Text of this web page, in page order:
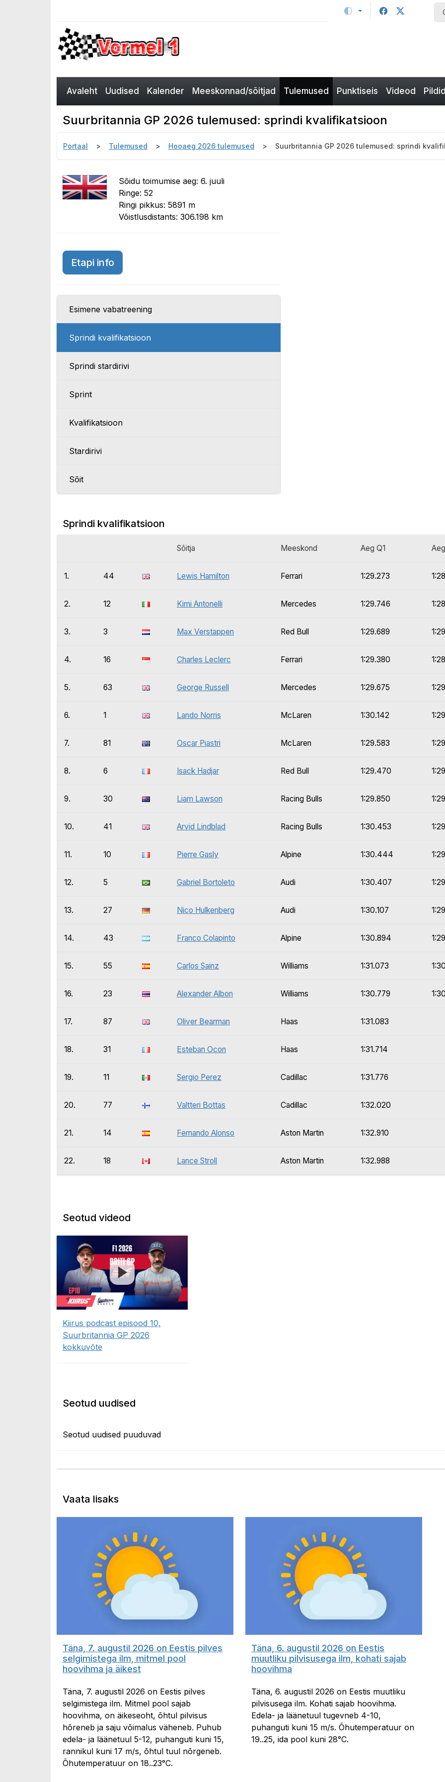
Avaleht Uudised Kalender Meeskonnad/sõitjad Tulemused Punktiseis Videod
Suurbritannia GP 2026 tulemused: sprindi kvalifikatsioon
Portaal Tulemused Hooaeg 2026 tulemused Suurbritannia GP 2026 tulemused: sprindi
Sõidu toimumise aeg: 6. juuli
Ringe: 52
Ringi pikkus: 5891 m
Võistlusdistants: 306.198 km
Etapi infoSuurbritannia GP 2026
Esimene vabatreening
Sprindi kvalifikatsioon
Sprindi stardirivi
Sprint
Kvalifikatsioon
Stardirivi
Sõit
Sprindi kvalifikatsioon
Sõitja Meeskond Aeg Q1
1. 44 Lewis Hamilton Ferrari 1:29.273
2. 12 Kimi Antonelli Mercedes 1:29.746
3. 3 Max Verstappen Red Bull 1:29.689
4. 16 Charles Leclerc Ferrari 1:29.380
5. 63 George Russell Mercedes 1:29.675
6. 1 Lando Norris McLaren 1:30.142
7. 81 Oscar Piastri McLaren 1:29.583
8. 6 Isack Hadjar Red Bull 1:29.470
9. 30 Liam Lawson Racing Bulls 1:29.850
10. 41 Arvid Lindblad Racing Bulls 1:30.453
11. 10 Pierre Gasly Alpine 1:30.444
12. 5 Gabriel Bortoleto Audi 1:30.407
13. 27 Nico Hulkenberg Audi 1:30.107
14. 43 Franco Colapinto Alpine 1:30.894
15. 55 Carlos Sainz Williams 1:31.073
16. 23 Alexander Albon Williams 1:30.779
17. 87 Oliver Bearman Haas 1:31.083
18. 31 Esteban Ocon Haas 1:31.714
19. 11 Sergio Perez Cadillac 1:31.776
20. 77 Valtteri Bottas Cadillac 1:32.020
21. 14 Fernando Alonso Aston Martin 1:32.910
22. 18 Lance Stroll Aston Martin 1:32.988
Seotud videod
Kiirus podcast episood 10,
Suurbritannia GP 2026
kokkuvõte
Seotud uudised
Seotud uudised puuduvad
Vaata lisaks
Täna, 7. augustil 2026 on Eestis pilves
selgimistega ilm, mitmel pool
hoovihma ja äikest
Täna, 7. augustil 2026 on Eestis pilves
selgimistega ilm. Mitmel pool sajab
hoovihma, on äikeseoht, õhtul pilvisus
hõreneb ja saju võimalus väheneb. Puhub
edela- ja läänetuul 5-12, puhanguti kuni 15,
rannikul kuni 17 m/s, õhtul tuul nõrgeneb.
Õhutemperatuur on 18..23°C.
Täna, 6. augustil 2026 on Eestis
muutliku pilvisusega ilm, kohati sajab
hoovihma
Täna, 6. augustil 2026 on Eestis muutliku
pilvisusega ilm. Kohati sajab hoovihma.
Edela- ja läänetuul tugevneb 4-10,
puhanguti kuni 15 m/s. Õhutemperatuur on
19..25, ida pool kuni 28°C.